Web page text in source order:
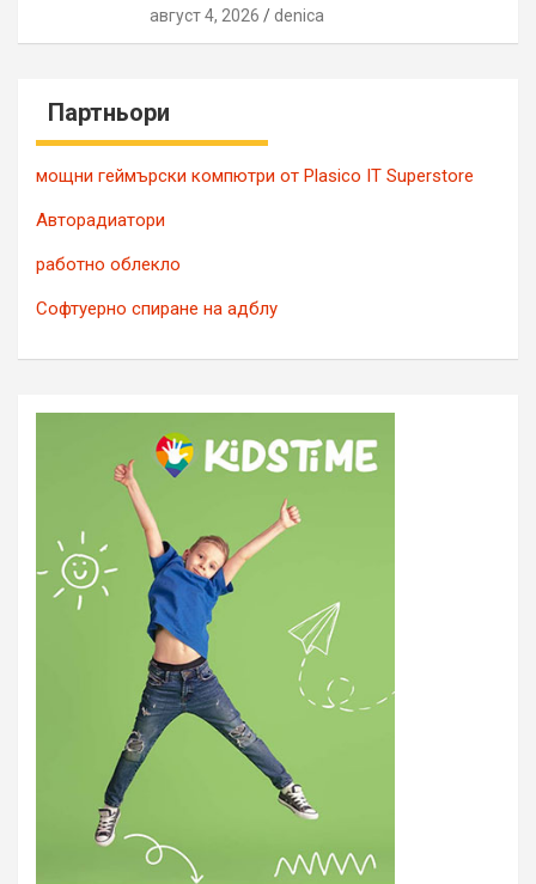
август 4, 2026 denica
Партньори
мощни геймърски компютри от Plasico IT Superstore
Авторадиатори
работно облекло
Софтуерно спиране на адблу